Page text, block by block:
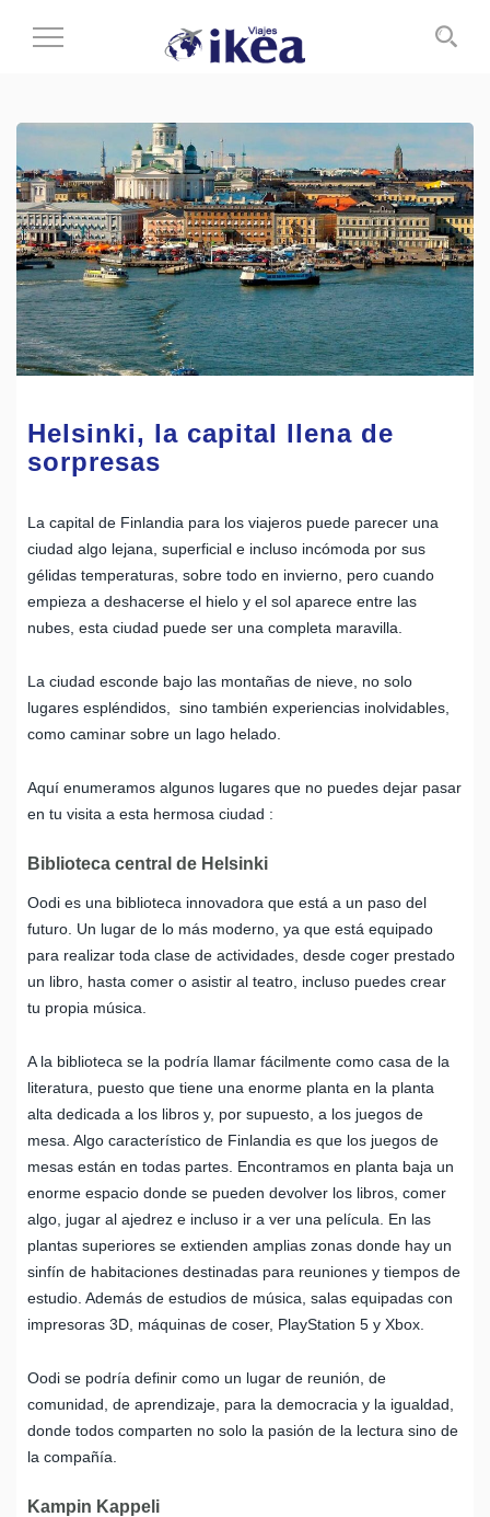
Cambiar
navegación
Helsinki, la capital llena de
sorpresas
La capital de Finlandia para los viajeros puede parecer una
ciudad algo lejana, superficial e incluso incómoda por sus
gélidas temperaturas, sobre todo en invierno, pero cuando
empieza a deshacerse el hielo y el sol aparece entre las
nubes, esta ciudad puede ser una completa maravilla.
La ciudad esconde bajo las montañas de nieve, no solo
lugares espléndidos, sino también experiencias inolvidables,
como caminar sobre un lago helado.
Aquí enumeramos algunos lugares que no puedes dejar pasar
en tu visita a esta hermosa ciudad :
Biblioteca central de Helsinki
Oodi es una biblioteca innovadora que está a un paso del
futuro. Un lugar de lo más moderno, ya que está equipado
para realizar toda clase de actividades, desde coger prestado
un libro, hasta comer o asistir al teatro, incluso puedes crear
tu propia música.
A la biblioteca se la podría llamar fácilmente como casa de la
literatura, puesto que tiene una enorme planta en la planta
alta dedicada a los libros y, por supuesto, a los juegos de
mesa. Algo característico de Finlandia es que los juegos de
mesas están en todas partes. Encontramos en planta baja un
enorme espacio donde se pueden devolver los libros, comer
algo, jugar al ajedrez e incluso ir a ver una película. En las
plantas superiores se extienden amplias zonas donde hay un
sinfín de habitaciones destinadas para reuniones y tiempos de
estudio. Además de estudios de música, salas equipadas con
impresoras 3D, máquinas de coser, PlayStation 5 y Xbox.
Oodi se podría definir como un lugar de reunión, de
comunidad, de aprendizaje, para la democracia y la igualdad,
donde todos comparten no solo la pasión de la lectura sino de
la compañía.
Kampin Kappeli